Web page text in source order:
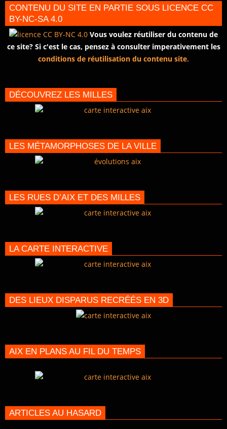
CONTENU DU SITE EN PARTIE SOUS LICENCE CC
BY-NC-SA 4.0
Vous voulez réutiliser du contenu de
ce site? Si c'est le cas, pensez à consulter imperativement les
conditions de réutilisation du contenu site.
DÉCOUVREZ LES MILLES
LES MÉTAMORPHOSES DE LA VILLE
LES RUES D’AIX ET DES MILLES
LA CARTE INTERACTIVE
DES LIEUX DISPARUS RECRÉÉS EN 3D
AIX EN PLANS AU FIL DU TEMPS
ARTICLES AU HASARD